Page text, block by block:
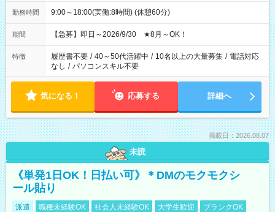
勤務時間 9:00～18:00(実働:8時間) (休憩60分)
期間 【急募】即日～2026/9/30 ★8月～OK！
特徴 履歴書不要 / 40～50代活躍中 / 10名以上の大量募集 / 電話対応
なし / パソコンスキル不要
気になる！ 応募する 詳細へ
掲載日：2026.08.07
未読
《単発1日OK！日払い可》＊DMのモクモクシ
ール貼り
派遣 職種未経験OK 社会人未経験OK 大学生歓迎
ブランクOK